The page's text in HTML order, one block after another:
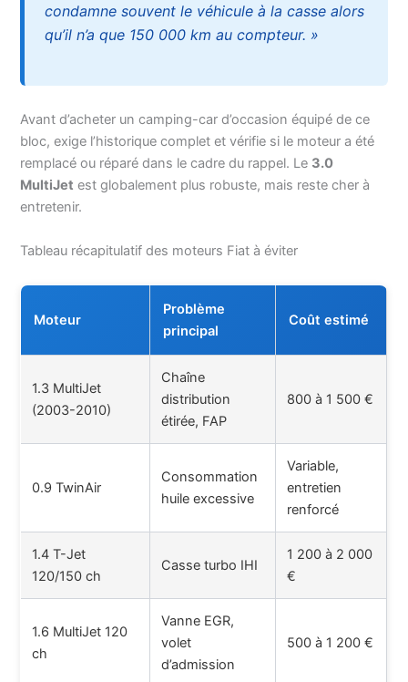
condamne souvent le véhicule à la casse alors
qu’il n’a que 150 000 km au compteur. »
Avant d’acheter un camping-car d’occasion équipé de ce
bloc, exige l’historique complet et vérifie si le moteur a été
remplacé ou réparé dans le cadre du rappel. Le 3.0
MultiJet est globalement plus robuste, mais reste cher à
entretenir.
Tableau récapitulatif des moteurs Fiat à éviter
Moteur
Problème
principal
Coût estimé
1.3 MultiJet
(2003-2010)
Chaîne
distribution
étirée, FAP
800 à 1 500 €
0.9 TwinAir
Consommation
huile excessive
Variable,
entretien
renforcé
1.4 T-Jet
120/150 ch
Casse turbo IHI
1 200 à 2 000
€
1.6 MultiJet 120
ch
Vanne EGR,
volet
d’admission
500 à 1 200 €